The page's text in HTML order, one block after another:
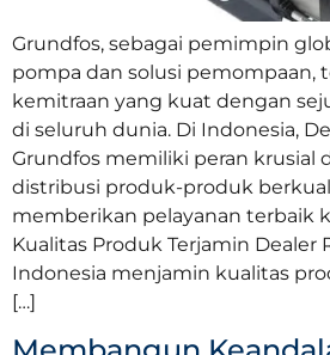
Grundfos, sebagai pemimpin
pompa dan solusi pemompaan,
kemitraan yang kuat dengan
di seluruh dunia. Di Indonesia,
Grundfos memiliki peran krusial
distribusi produk-produk
memberikan pelayanan terbaik
Kualitas Produk Terjamin Dealer
Indonesia menjamin kualitas
[…]